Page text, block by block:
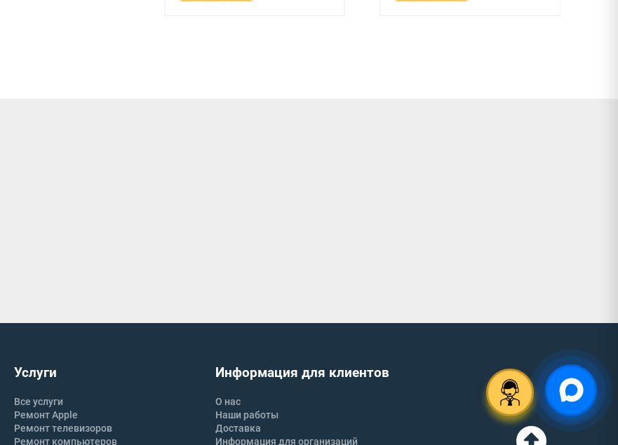
Услуги
Все услуги
Ремонт Apple
Ремонт телевизоров
Ремонт компьютеров
Информация для клиентов
О нас
Наши работы
Доставка
Информация для организаций